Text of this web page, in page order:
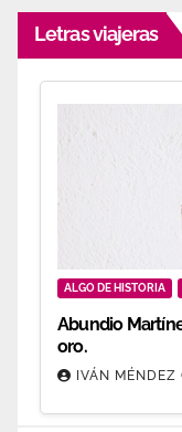
Letras viajeras
ALGO DE HISTORIA
Abundio
oro.
IVÁN MÉNDEZ